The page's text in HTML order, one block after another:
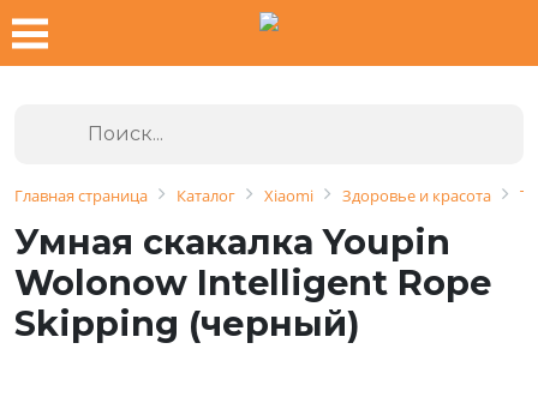
Главная страница Каталог Xiaomi Здоровье и красота
Умная скакалка Youpin
Wolonow Intelligent Rope
Skipping (черный)